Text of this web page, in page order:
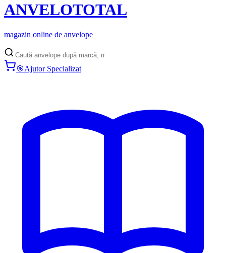
ANVELOTOTAL
magazin online de anvelope
🎯Ajutor Specializat